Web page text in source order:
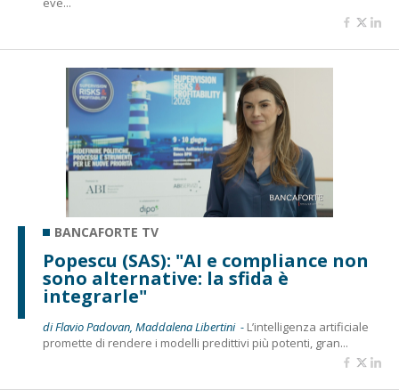
BANCAFORTE TV
Popescu (SAS): "AI e compliance non
sono alternative: la sfida è
integrarle"
di Flavio Padovan, Maddalena Libertini - L’intelligenza artificiale
promette di rendere i modelli predittivi più potenti, gran...